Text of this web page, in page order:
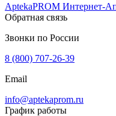
AptekaPROM Интернет-
Обратная связь
Звонки по России
8 (800) 707-26-39
Email
info@aptekaprom.ru
График работы